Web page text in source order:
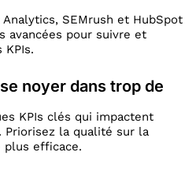
SEMrush et HubSpot
avancées pour suivre et
noyer dans trop de
KPIs clés qui impactent
la qualité sur la
plus efficace.